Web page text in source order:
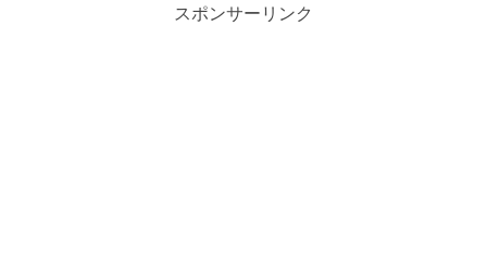
スポンサーリンク